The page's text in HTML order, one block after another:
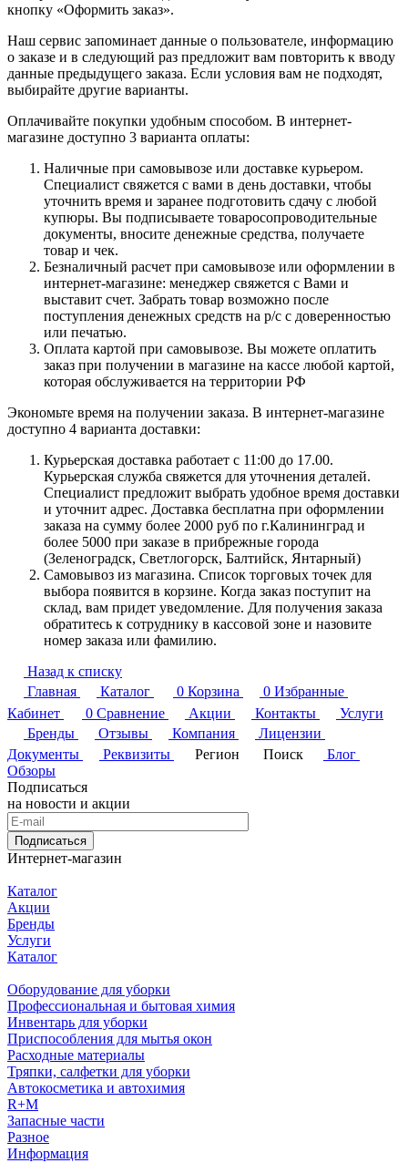
кнопку «Оформить заказ».
Наш сервис запоминает данные о пользователе, информацию
о заказе и в следующий раз предложит вам повторить к вводу
данные предыдущего заказа. Если условия вам не подходят,
выбирайте другие варианты.
Оплачивайте покупки удобным способом. В интернет-
магазине доступно 3 варианта оплаты:
Наличные при самовывозе или доставке курьером.
Специалист свяжется с вами в день доставки, чтобы
уточнить время и заранее подготовить сдачу с любой
купюры. Вы подписываете товаросопроводительные
документы, вносите денежные средства, получаете
товар и чек.
Безналичный расчет при самовывозе или оформлении в
интернет-магазине: менеджер свяжется с Вами и
выставит счет. Забрать товар возможно после
поступления денежных средств на р/с с доверенностью
или печатью.
Оплата картой при самовывозе. Вы можете оплатить
заказ при получении в магазине на кассе любой картой,
которая обслуживается на территории РФ
Экономьте время на получении заказа. В интернет-магазине
доступно 4 варианта доставки:
Курьерская доставка работает с 11:00 до 17.00.
Курьерская служба свяжется для уточнения деталей.
Специалист предложит выбрать удобное время доставки
и уточнит адрес. Доставка бесплатна при оформлении
заказа на сумму более 2000 руб по г.Калининград и
более 5000 при заказе в прибрежные города
(Зеленоградск, Светлогорск, Балтийск, Янтарный)
Самовывоз из магазина. Список торговых точек для
выбора появится в корзине. Когда заказ поступит на
склад, вам придет уведомление. Для получения заказа
обратитесь к сотруднику в кассовой зоне и назовите
номер заказа или фамилию.
Назад к списку
Главная
Каталог 0 Корзина 0 Избранные
Кабинет
0 Сравнение Акции Контакты
Услуги
Бренды
Отзывы Компания
Лицензии
Документы
Реквизиты Регион Поиск
Блог
Обзоры
Подписаться
на новости и акции
Подписаться
Интернет-магазин
Каталог
Акции
Бренды
Услуги
Каталог
Оборудование для уборки
Профессиональная и бытовая химия
Инвентарь для уборки
Приспособления для мытья окон
Расходные материалы
Тряпки, салфетки для уборки
Автокосметика и автохимия
R+M
Запасные части
Разное
Информация